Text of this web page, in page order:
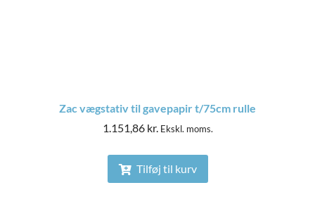
Zac vægstativ til gavepapir t/75cm rulle
1.151,86 kr. Ekskl. moms.
Tilføj til kurv